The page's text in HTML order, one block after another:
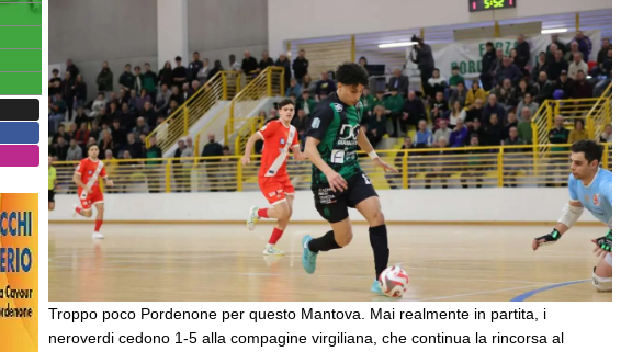
Troppo poco Pordenone per questo Mantova. Mai realmente in partita, i
neroverdi cedono 1-5 alla compagine virgiliana, che continua la rincorsa al